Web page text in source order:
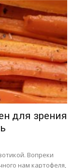
для зрения
Вопреки
нам картофеля,